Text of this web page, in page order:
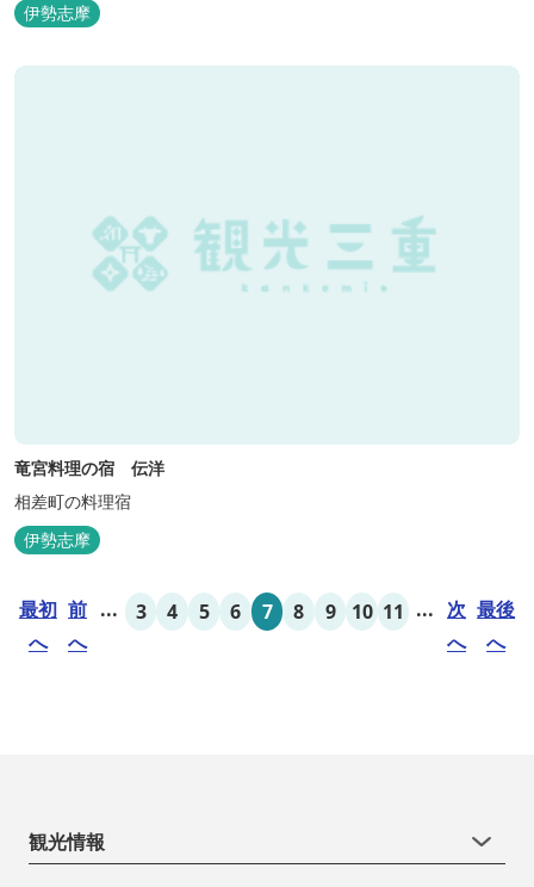
伊勢志摩
竜宮料理の宿 伝洋
相差町の料理宿
伊勢志摩
最初
へ
前
へ
... 3 4 5 6 7 8 9 10 11 ... 次
へ
最後
へ
観光情報